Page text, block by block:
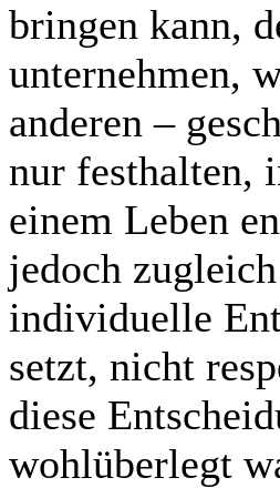
bringen kann,
unternehmen,
anderen –
nur festhalten,
einem Leben
jedoch
individuelle
setzt, nicht
diese
wohlüberlegt